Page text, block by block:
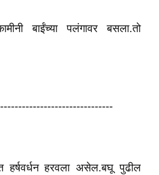
बाईंच्या पलंगावर बसला.तो
हर्षवर्धन हरवला असेल.बघू पुढील